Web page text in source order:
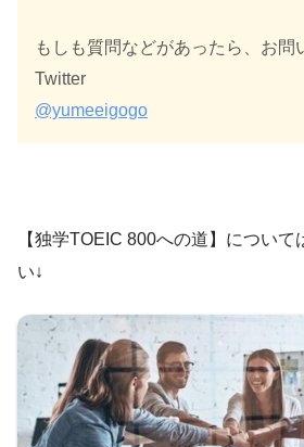
もしも質問などがあったら、お問
Twitter
@yumeeigogo
【独学TOEIC 800への道】について
い↓